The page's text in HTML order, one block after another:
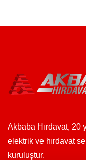
Akbaba Hırdavat, 20
elektrik ve hırdavat
kuruluştur.